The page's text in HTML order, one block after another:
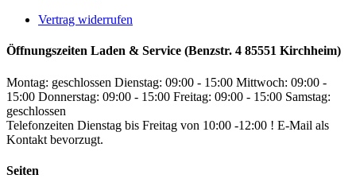
Vertrag widerrufen
Öffnungszeiten Laden & Service (Benzstr. 4 85551 Kirchheim)
Montag: geschlossen Dienstag: 09:00 - 15:00 Mittwoch: 09:00 -
15:00 Donnerstag: 09:00 - 15:00 Freitag: 09:00 - 15:00 Samstag:
geschlossen
Telefonzeiten Dienstag bis Freitag von 10:00 -12:00 ! E-Mail als
Kontakt bevorzugt.
Seiten